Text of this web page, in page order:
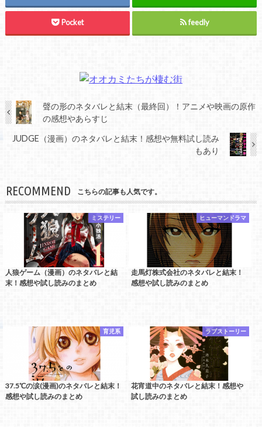
Pocket feedly
聲の形のネタバレと結末（最終回）！アニメや映画の原作
の感想やあらすじ
JUDGE（漫画）のネタバレと結末！感想や無料試し読み
もあり
RECOMMEND こちらの記事も人気です。
ミステリー
人狼ゲーム（漫画）のネタバレと結
末！感想や試し読みのまとめ
ヒューマンドラマ
走馬灯株式会社のネタバレと結末！
感想や試し読みのまとめ
育児系
37.5℃の涙(漫画)のネタバレと結末！
感想や試し読みのまとめ
ラブストーリー
花宵道中のネタバレと結末！感想や
試し読みのまとめ